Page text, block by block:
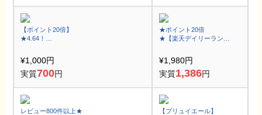
【ポイント20倍】
★4.64！
淡路島フルーツ玉ねぎス
ープ30袋
¥1,000円
実質700円
★ポイント20倍
★【楽天デイリーランキ
気分爽快ドッサリ茶がす
ごい！？
¥1,980円
実質1,386円
レビュー800件以上★
【ブリュイエール】